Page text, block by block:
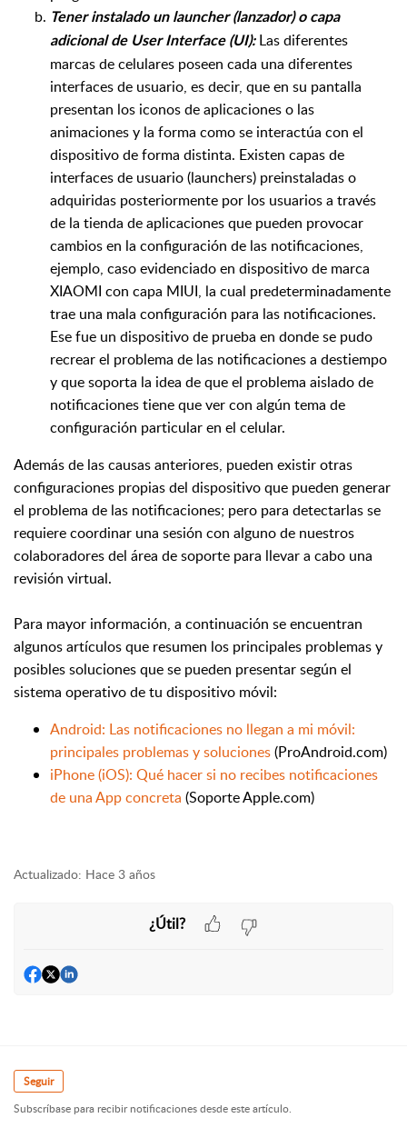
Tener instalado un launcher (lanzador) o capa
adicional de User Interface (UI):Las diferentes
marcas de celulares poseen cada una diferentes
interfaces de usuario, es decir, que en su pantalla
presentan los iconos de aplicaciones o las
animaciones y la forma como se interactúa con el
dispositivo de forma distinta. Existen capas de
interfaces de usuario (launchers) preinstaladas o
adquiridas posteriormente por los usuarios a través
de la tienda de aplicaciones que pueden provocar
cambios en la configuración de las notificaciones,
ejemplo, caso evidenciado en dispositivo de marca
XIAOMI con capa MIUI, la cual predeterminadamente
trae una mala configuración para las notificaciones.
Ese fue un dispositivo de prueba en donde se pudo
recrear el problema de las notificaciones a destiempo
y que soporta la idea de que el problema aislado de
notificaciones tiene que ver con algún tema de
configuración particular en el celular.
Además de las causas anteriores, pueden existir otras
configuraciones propias del dispositivo que pueden generar
el problema de las notificaciones; pero para detectarlas se
requiere coordinar una sesión con alguno de nuestros
colaboradores del área de soporte para llevar a cabo una
revisión virtual.
Para mayor información, a continuación se encuentran
algunos artículos que resumen los principales problemas y
posibles soluciones que se pueden presentar según el
sistema operativo de tu dispositivo móvil:
Android: Las notificaciones no llegan a mi móvil:
principales problemas y soluciones(ProAndroid.com)
iPhone (iOS): Qué hacer si no recibes notificaciones
de una App concreta (Soporte Apple.com)
Actualizado: Hace 3 años
¿Útil?
Seguir
Subscríbase para recibir notificaciones desde este artículo.